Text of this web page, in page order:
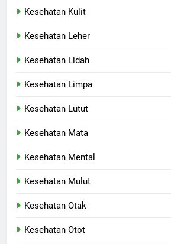
Kesehatan Kulit
Kesehatan Leher
Kesehatan Lidah
Kesehatan Limpa
Kesehatan Lutut
Kesehatan Mata
Kesehatan Mental
Kesehatan Mulut
Kesehatan Otak
Kesehatan Otot